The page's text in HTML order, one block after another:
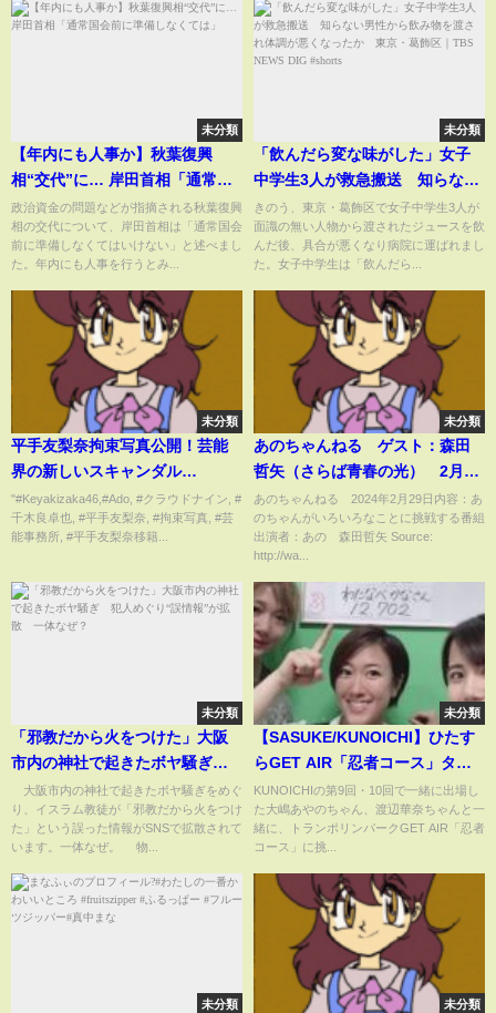
未分類
【年内にも人事か】秋葉復興
相“交代”に… 岸田首相「通常国
会前に準備しなくては」
政治資金の問題などが指摘される秋葉復興
相の交代について、岸田首相は「通常国会
前に準備しなくてはいけない」と述べまし
た。年内にも人事を行うとみ...
未分類
「飲んだら変な味がした」女子
中学生3人が救急搬送 知らない
男性から飲み物を渡され体調が
悪くなったか 東京・葛飾区｜
TBS NEWS DIG #shorts
きのう、東京・葛飾区で女子中学生3人が
面識の無い人物から渡されたジュースを飲
んだ後、具合が悪くなり病院に運ばれまし
た。女子中学生は「飲んだら...
未分類
平手友梨奈拘束写真公開！芸能
界の新しいスキャンダル
#Keyakizaka46,#Ado, #クラウ
ドナイン, #千木良卓也, #平手友
梨奈, #拘束写真, #芸能事務所, #
"#Keyakizaka46,#Ado, #クラウドナイン, #
千木良卓也, #平手友梨奈, #拘束写真, #芸
能事務所, #平手友梨奈移籍...
未分類
あのちゃんねる ゲスト：森田
哲矢（さらば青春の光） 2月29
日
あのちゃんねる 2024年2月29日内容：あ
のちゃんがいろいろなことに挑戦する番組
出演者：あの 森田哲矢 Source:
http://wa...
未分類
「邪教だから火をつけた」大阪
市内の神社で起きたボヤ騒ぎ
犯人めぐり“誤情報”が拡散 一
体なぜ？
大阪市内の神社で起きたボヤ騒ぎをめぐ
り、イスラム教徒が「邪教だから火をつけ
た」という誤った情報がSNSで拡散されて
います。一体なぜ。 物...
未分類
【SASUKE/KUNOICHI】ひたす
らGET AIR「忍者コース」タイ
ムアタック
KUNOICHIの第9回・10回で一緒に出場し
た大嶋あやのちゃん、渡辺華奈ちゃんと一
緒に、トランポリンパークGET AIR「忍者
コース」に挑...
未分類 未分類